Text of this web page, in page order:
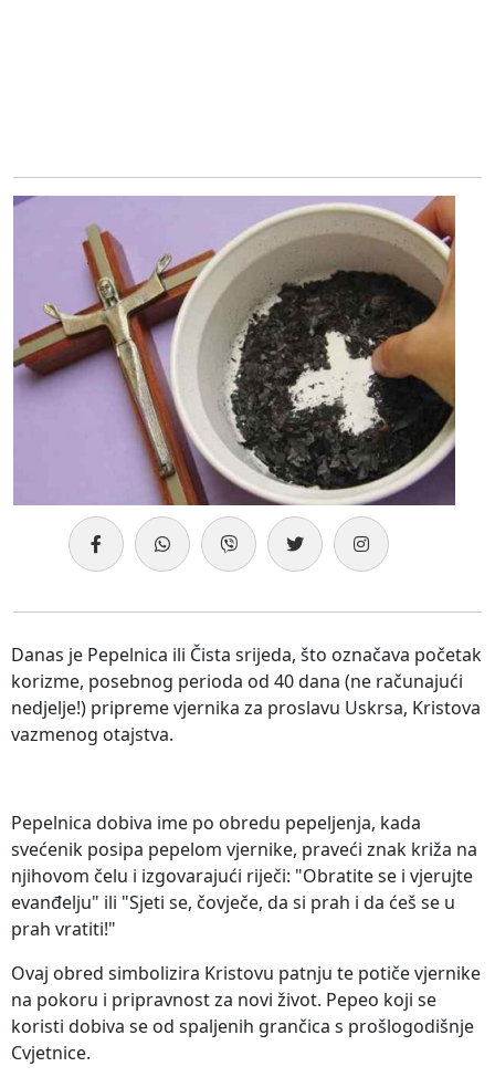
Danas je Pepelnica ili Čista srijeda, što označava početak
korizme, posebnog perioda od 40 dana (ne računajući
nedjelje!) pripreme vjernika za proslavu Uskrsa, Kristova
vazmenog otajstva.
Pepelnica dobiva ime po obredu pepeljenja, kada
svećenik posipa pepelom vjernike, praveći znak križa na
njihovom čelu i izgovarajući riječi: "Obratite se i vjerujte
evanđelju" ili "Sjeti se, čovječe, da si prah i da ćeš se u
prah vratiti!"
Ovaj obred simbolizira Kristovu patnju te potiče vjernike
na pokoru i pripravnost za novi život. Pepeo koji se
koristi dobiva se od spaljenih grančica s prošlogodišnje
Cvjetnice.